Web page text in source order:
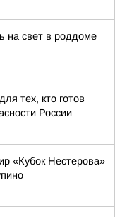
на свет в роддоме
тех, кто готов
России
«Кубок Нестерова»